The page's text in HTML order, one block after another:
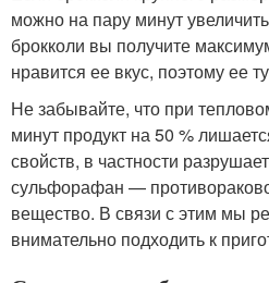
можно на пару минут
брокколи вы получите
нравится ее вкус, поэтому ее
Не забывайте, что при
минут продукт на 50 %
свойств, в частности
сульфорафан —
вещество. В связи с этим мы
внимательно подходить к